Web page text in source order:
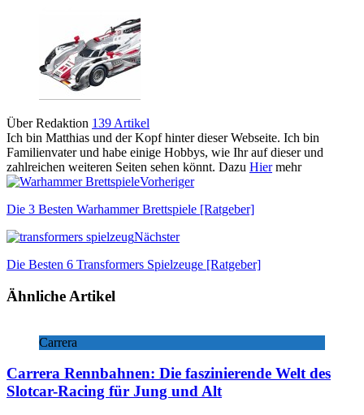
Über Redaktion 139 Artikel
Ich bin Matthias und der Kopf hinter dieser Webseite. Ich bin
Familienvater und habe einige Hobbys, wie Ihr auf dieser und
zahlreichen weiteren Seiten sehen könnt. Dazu Hiermehr
Vorheriger
Die 3 Besten Warhammer Brettspiele [Ratgeber]
Nächster
Die Besten 6 Transformers Spielzeuge [Ratgeber]
Ähnliche Artikel
Carrera
Carrera Rennbahnen: Die faszinierende Welt des
Slotcar-Racing für Jung und Alt